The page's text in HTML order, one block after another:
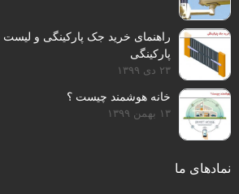
راهنمای خرید جک پارکینگی و
پارکینگی
۲۳ دی ۱۳۹۹
خانه هوشمند چیست ؟
۱۳ بهمن ۱۳۹۹
نمادهای ما